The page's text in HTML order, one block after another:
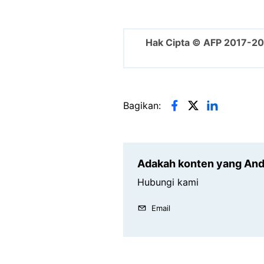
Hak Cipta © AFP 2017-
Bagikan:
Adakah konten yang
Hubungi kami
Email